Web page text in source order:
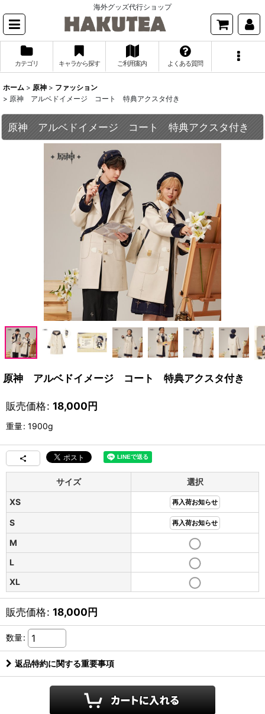
海外グッズ代行ショップ
カテゴリ キャラから探す ご利用案内 よくある質問
ホーム > 原神 > ファッション
> 原神 アルベドイメージ コート 特典アクスタ付き
原神 アルベドイメージ コート 特典アクスタ付き
原神 アルベドイメージ コート 特典アクスタ付き
販売価格: 18,000円
重量: 1900g
サイズ
選択
XS
再入荷お知らせ
S 再入荷お知らせ
M
L
XL
販売価格: 18,000円
数量:
返品特約に関する重要事項